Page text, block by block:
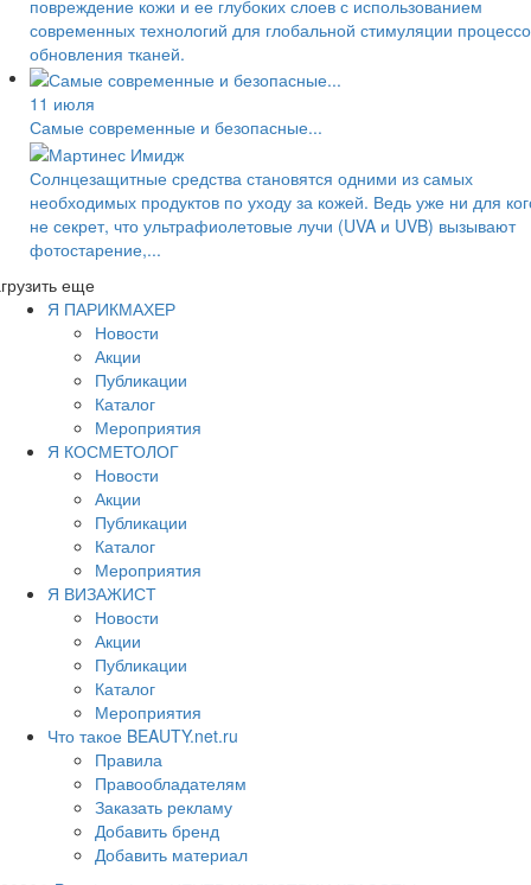
повреждение кожи и ее глубоких слоев с использованием
современных технологий для глобальной стимуляции
обновления тканей.
11 июля
Самые современные и безопасные...
Солнцезащитные средства становятся одними из самых
необходимых продуктов по уходу за кожей. Ведь уже ни для
не секрет, что ультрафиолетовые лучи (UVA и UVB) вызывают
фотостарение,...
еще
Я ПАРИКМАХЕР
Новости
Акции
Публикации
Каталог
Мероприятия
Я КОСМЕТОЛОГ
Новости
Акции
Публикации
Каталог
Мероприятия
Я ВИЗАЖИСТ
Новости
Акции
Публикации
Каталог
Мероприятия
Что такое BEAUTY.net.ru
Правила
Правообладателям
Заказать рекламу
Добавить бренд
Добавить материал